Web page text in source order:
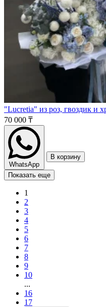
"Lucretia" из роз, гвоздик и
70 000 ₸
WhatsApp
В корзину
Показать еще
1
2
3
4
5
6
7
8
9
10
...
16
17